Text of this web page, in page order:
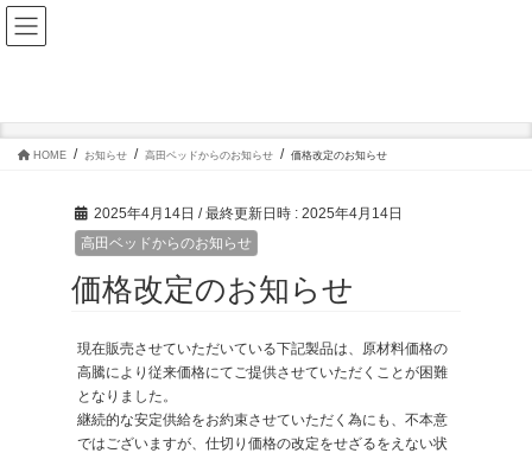
コ
テ
ナ
ゲ
HOME お知らせ 高田ベッドからのお知らせ 価格改定のお知らせ
2025年4月14日 / 最終更新日時 : 2025年4月14日
高田ベッドからのお知らせ
価格改定のお知らせ
現在販売させていただいている下記製品は、原材料価格の
高騰により従来価格にてご提供させていただくことが困難
となりました。
継続的な安定供給をお約束させていただく為にも、不本意
ではございますが、仕切り価格の改定をせざるをえない状